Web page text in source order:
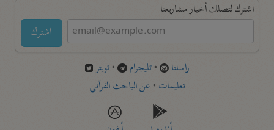
اشترك لتصلك أخبار مشاريعنا
اشترك
راسلنا •تليجرام •تويتر
تعليمات •عن الباحث القرآني